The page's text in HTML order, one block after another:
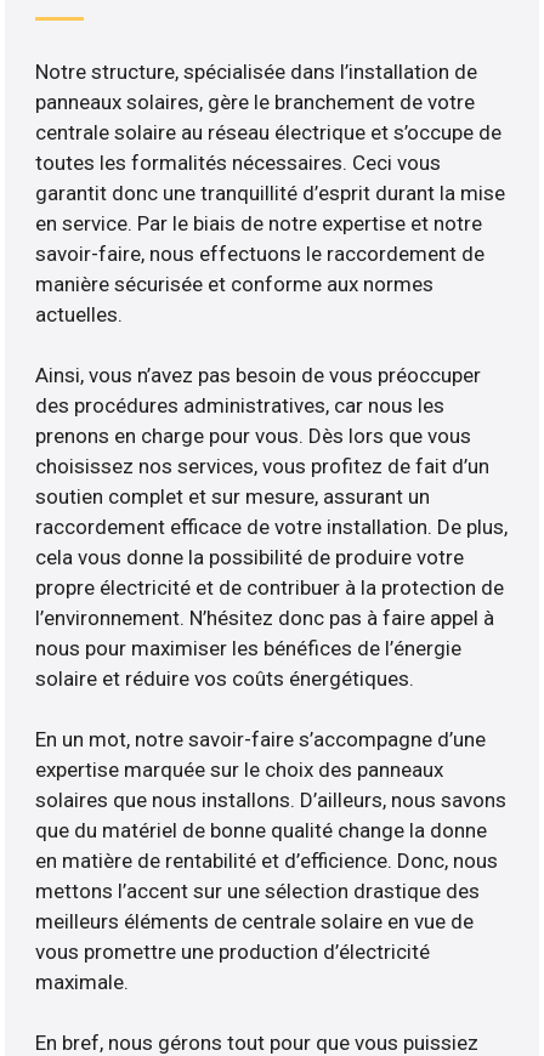
Notre structure, spécialisée dans l’installation de
panneaux solaires, gère le branchement de votre
centrale solaire au réseau électrique et s’occupe de
toutes les formalités nécessaires. Ceci vous
garantit donc une tranquillité d’esprit durant la mise
en service. Par le biais de notre expertise et notre
savoir-faire, nous effectuons le raccordement de
manière sécurisée et conforme aux normes
actuelles.
Ainsi, vous n’avez pas besoin de vous préoccuper
des procédures administratives, car nous les
prenons en charge pour vous. Dès lors que vous
choisissez nos services, vous profitez de fait d’un
soutien complet et sur mesure, assurant un
raccordement efficace de votre installation. De plus,
cela vous donne la possibilité de produire votre
propre électricité et de contribuer à la protection de
l’environnement. N’hésitez donc pas à faire appel à
nous pour maximiser les bénéfices de l’énergie
solaire et réduire vos coûts énergétiques.
En un mot, notre savoir-faire s’accompagne d’une
expertise marquée sur le choix des panneaux
solaires que nous installons. D’ailleurs, nous savons
que du matériel de bonne qualité change la donne
en matière de rentabilité et d’efficience. Donc, nous
mettons l’accent sur une sélection drastique des
meilleurs éléments de centrale solaire en vue de
vous promettre une production d’électricité
maximale.
En bref, nous gérons tout pour que vous puissiez